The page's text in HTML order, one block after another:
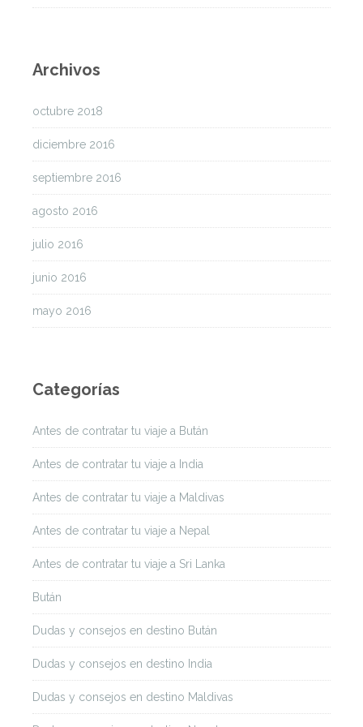
Archivos
octubre 2018
diciembre 2016
septiembre 2016
agosto 2016
julio 2016
junio 2016
mayo 2016
Categorías
Antes de contratar tu viaje a Bután
Antes de contratar tu viaje a India
Antes de contratar tu viaje a Maldivas
Antes de contratar tu viaje a Nepal
Antes de contratar tu viaje a Sri Lanka
Bután
Dudas y consejos en destino Bután
Dudas y consejos en destino India
Dudas y consejos en destino Maldivas